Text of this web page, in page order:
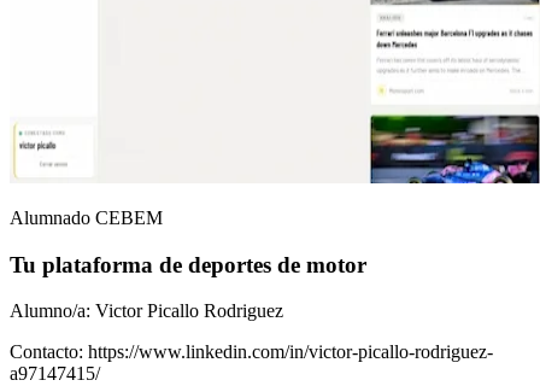
Alumnado CEBEM
Tu plataforma de deportes de motor
Alumno/a: Victor Picallo Rodriguez
Contacto: https://www.linkedin.com/in/victor-picallo-rodriguez-
a97147415/